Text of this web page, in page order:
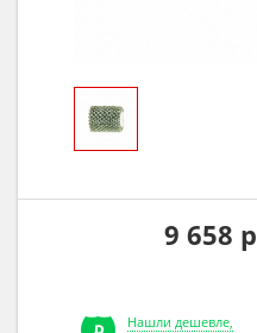
9 658 р
Нашли дешевле,